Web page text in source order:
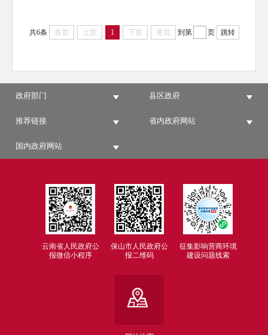
共6条 首页 上页 1 下页 尾页 到第 页 跳转
政府部门 县区政府
推荐链接 省内政府网站
国内政府网站
云南省人民政府公
报微信小程序
保山市人民政府公
报二维码
征集影响营商环境
建设问题线索